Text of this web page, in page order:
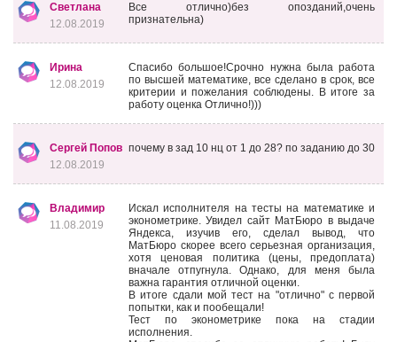
Светлана
12.08.2019
Все отлично)без опозданий,очень
признательна)
Ирина
12.08.2019
Спасибо большое!Срочно нужна была работа
по высшей математике, все сделано в срок, все
критерии и пожелания соблюдены. В итоге за
работу оценка Отлично!)))
Сергей Попов
12.08.2019
почему в зад 10 нц от 1 до 28? по заданию до 30
Владимир
11.08.2019
Искал исполнителя на тесты на математике и
эконометрике. Увидел сайт МатБюро в выдаче
Яндекса, изучив его, сделал вывод, что
МатБюро скорее всего серьезная организация,
хотя ценовая политика (цены, предоплата)
вначале отпугнула. Однако, для меня была
важна гарантия отличной оценки.
В итоге сдали мой тест на "отлично" с первой
попытки, как и пообещали!
Тест по эконометрике пока на стадии
исполнения.